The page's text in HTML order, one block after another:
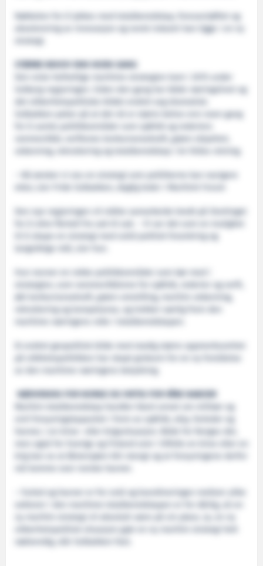
Nøkkelen for å lykkes med totalberedskap, forsvarsløftet og
akselerering av innovasjon og norsk industri kan ligge i en ny
strategi.
STØRRE BEHOV ENN NOEN GANG
Den siste helhetlige maritime strategien kom i 2015 under
Solberg-regjeringen. Siden den gang har både næringslivet og
det sikkerhetspolitiske bildet endret seg dramatisk.
Solbakken peker på at det nå er større behov enn noen gang
utdanning, rekruttering og totalberedskap i én felles retning.
– Nå ønsker vi oss en strategi som politikerne kan navigere
etter, sier Fride Solbakken, daglig leder i Maritimt Forum
Den nye regjeringen vil måtte samarbeide bredt på Stortinget
for å sikre flertall fra sak til sak. - Vi ser det som en mulighet
til å skape en strategi med solid politisk forankring og
langsiktige mål, sier hun.
Hun nevner en rekke politikkområder som bør med i
strategien, som rammevilkårene for sjøfolk, rederier og verft,
økt konkurransekraft, grønn omstilling, maritim utdanning,
maritime næringens rolle i totalberedskapen.
Et endret geopolitisk bilde med stadig større oppmerksomhet
på sikkhetspolitikken har skapt grobunn for en ny forståelse
av den maritime næringens betydning.
NØDVENDIG FOR NORGE OG VIKTIG FOR VÅRE NABOER
Maritim totalberedskap handler blant annet om militær og
sivil forsyningskapasitet i form av sjøfolk, skip, farleder og
havner, i en krise- eller krigssituasjon. Både for Norges del,
men også for Sverige og Finland som i tilfelle en krise eller en
krig kan se at Østersjøen blir stengt og at forsyningene derfor
– Farled og havner er for små og koordineringen mellom ulike
sektorer i den maritime totalberedskapen er for dårlig, så en
ny maritim strategi vil absolutt være på sin plass. Ja, en ny
sikkerhetspolitisk situasjon gjør en ny maritim strategi helt